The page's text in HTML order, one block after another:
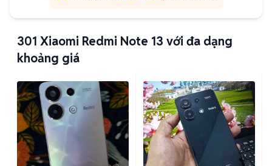
301 Xiaomi Redmi Note 13 với đa dạng
khoảng giá